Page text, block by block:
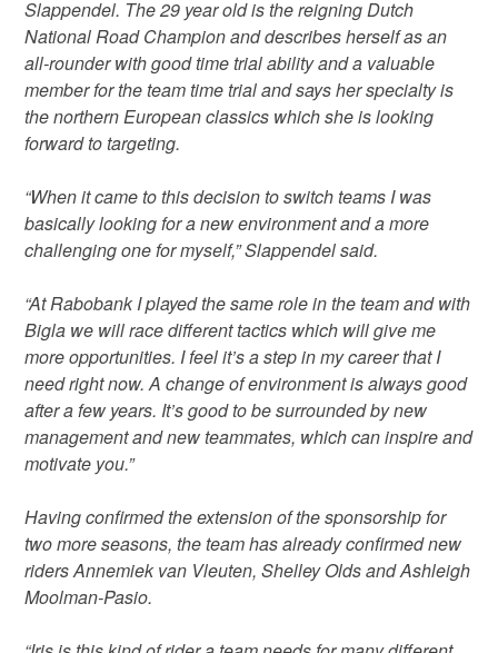
Slappendel. The 29 year old is the reigning Dutch
National Road Champion and describes herself as an
all-rounder with good time trial ability and a valuable
member for the team time trial and says her specialty is
the northern European classics which she is looking
forward to targeting.
“When it came to this decision to switch teams I was
basically looking for a new environment and a more
challenging one for myself,” Slappendel said.
“At Rabobank I played the same role in the team and with
Bigla we will race different tactics which will give me
more opportunities. I feel it’s a step in my career that I
need right now. A change of environment is always good
after a few years. It’s good to be surrounded by new
management and new teammates, which can inspire and
motivate you.”
Having confirmed the extension of the sponsorship for
two more seasons, the team has already confirmed new
riders Annemiek van Vleuten, Shelley Olds and Ashleigh
Moolman-Pasio.